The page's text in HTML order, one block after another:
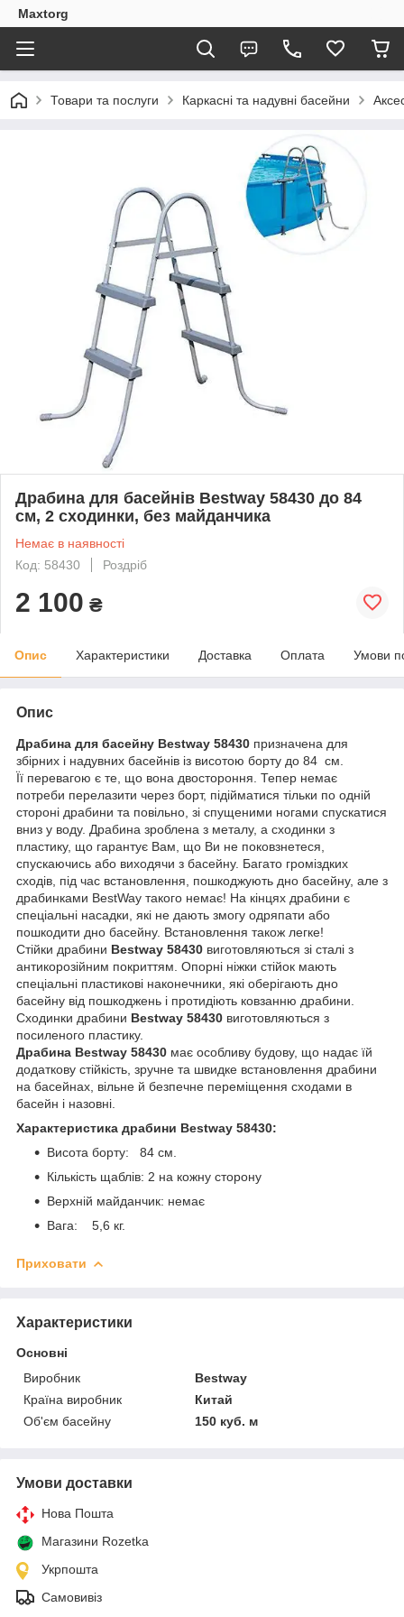
Maxtorg
Товари та послуги Каркасні та надувні басейни
Драбина для басейнів Bestway 58430 до 84
см, 2 сходинки, без майданчика
Немає в наявності
Код: 58430
Роздріб
2 100 ₴
Опис Характеристики Доставка Оплата Умови
Опис
Драбина для басейну Bestway 58430 призначена для
збірних і надувних басейнів із висотою борту до 84 см.
Її перевагою є те, що вона двостороння. Тепер немає
потреби перелазити через борт, підійматися тільки по одній
стороні драбини та повільно, зі спущеними ногами спускатися
вниз у воду. Драбина зроблена з металу, а сходинки з
пластику, що гарантує Вам, що Ви не поковзнетеся,
спускаючись або виходячи з басейну. Багато громіздких
сходів, під час встановлення, пошкоджують дно басейну, але з
драбинками BestWay такого немає! На кінцях драбини є
спеціальні насадки, які не дають змогу одряпати або
пошкодити дно басейну. Встановлення також легке!
Стійки драбини Bestway 58430 виготовляються зі сталі з
антикорозійним покриттям. Опорні ніжки стійок мають
спеціальні пластикові наконечники, які оберігають дно
басейну від пошкоджень і протидіють ковзанню драбини.
Сходинки драбини Bestway 58430 виготовляються з
посиленого пластику.
Драбина Bestway 58430 має особливу будову, що надає їй
додаткову стійкість, зручне та швидке встановлення драбини
на басейнах, вільне й безпечне переміщення сходами в
басейн і назовні.
Характеристика драбини Bestway 58430:
Висота борту: 84 см.
Кількість щаблів: 2 на кожну сторону
Верхній майданчик: немає
Вага: 5,6 кг.
Приховати
Характеристики
Основні
Виробник
Bestway
Країна виробник
Китай
Об'єм басейну
150 куб. м
Умови доставки
Нова Пошта
Магазини Rozetka
Укрпошта
Самовивіз